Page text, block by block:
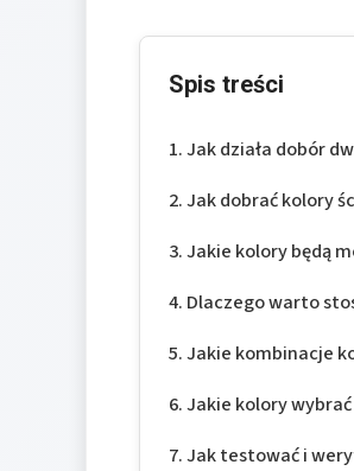
Spis treści
Jak działa dobór
Jak dobrać kolory
Jakie kolory będą
Dlaczego warto
Jakie kombinacje
Jakie kolory
Jak testować i